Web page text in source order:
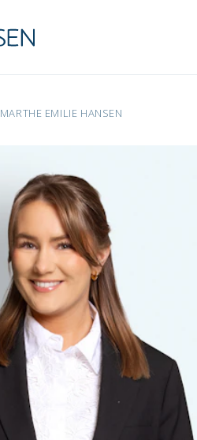
MARTHE EMILIE HANSEN